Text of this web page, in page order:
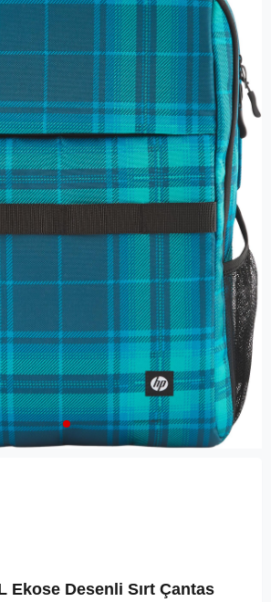
Ekose Desenli Sırt Çantas